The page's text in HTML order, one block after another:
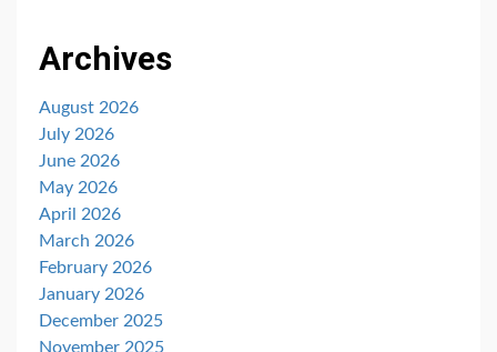
Archives
August 2026
July 2026
June 2026
May 2026
April 2026
March 2026
February 2026
January 2026
December 2025
November 2025